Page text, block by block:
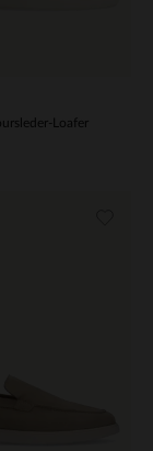
Loafer